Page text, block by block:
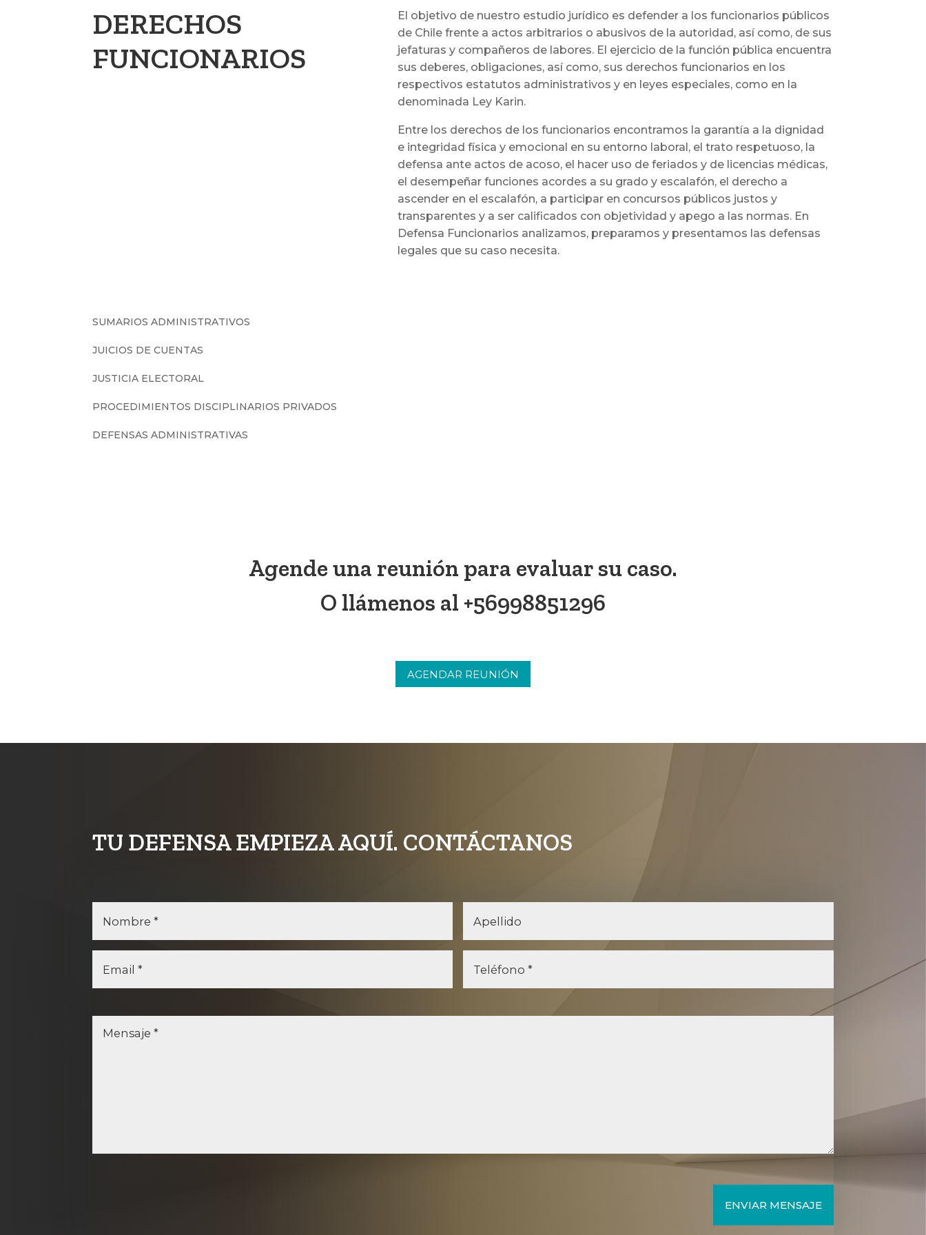
DERECHOS
FUNCIONARIOS
El objetivo de nuestro estudio jurídico es defender a los funcionarios públicos
de Chile frente a actos arbitrarios o abusivos de la autoridad, así como, de sus
jefaturas y compañeros de labores. El ejercicio de la función pública encuentra
sus deberes, obligaciones, así como, sus derechos funcionarios en los
respectivos estatutos administrativos y en leyes especiales, como en la
denominada Ley Karin.
Entre los derechos de los funcionarios encontramos la garantía a la dignidad
e integridad física y emocional en su entorno laboral, el trato respetuoso, la
defensa ante actos de acoso, el hacer uso de feriados y de licencias médicas,
el desempeñar funciones acordes a su grado y escalafón, el derecho a
ascender en el escalafón, a participar en concursos públicos justos y
transparentes y a ser calificados con objetividad y apego a las normas. En
Defensa Funcionarios analizamos, preparamos y presentamos las defensas
legales que su caso necesita.
SUMARIOS ADMINISTRATIVOS
JUICIOS DE CUENTAS
JUSTICIA ELECTORAL
PROCEDIMIENTOS DISCIPLINARIOS PRIVADOS
DEFENSAS ADMINISTRATIVAS
Agende una reunión para evaluar su caso.
O llámenos al +56998851296
AGENDAR REUNIÓN
TU DEFENSA EMPIEZA AQUÍ. CONTÁCTANOS